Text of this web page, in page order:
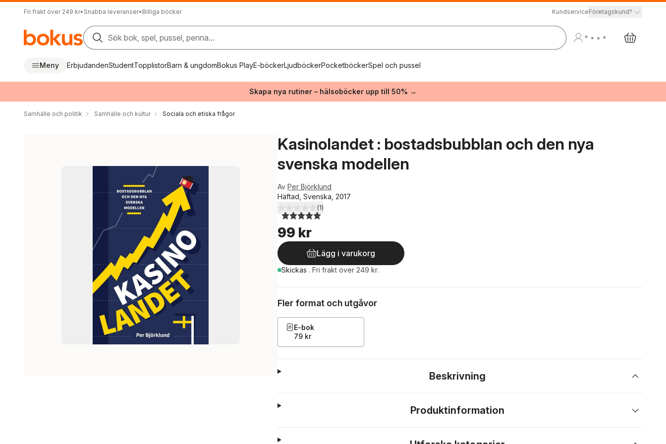
Fri frakt över 249 kr• Snabba leveranser• Billiga böcker KundserviceFöretagskund?
Sök bok, spel, pussel, penna...
Meny ErbjudandenStudentTopplistorBarn & ungdomBokus PlayE-böckerLjudböckerPocketböckerSpel och pussel
Skapa nya rutiner – hälsoböcker upp till 50% →
Samhälle och politik Samhälle och kultur Sociala och etiska frågor
Kasinolandet : bostadsbubblan och den nya
svenska modellen
Av Per Björklund
Häftad, Svenska, 2017
5,0utav 5 stjärnor. Totalt antal röster:
(1)
99 kr
Lägg i varukorg
Skickas . Fri frakt över 249 kr.
Fler format och utgåvor
E-bok
79 kr
Beskrivning
Produktinformation